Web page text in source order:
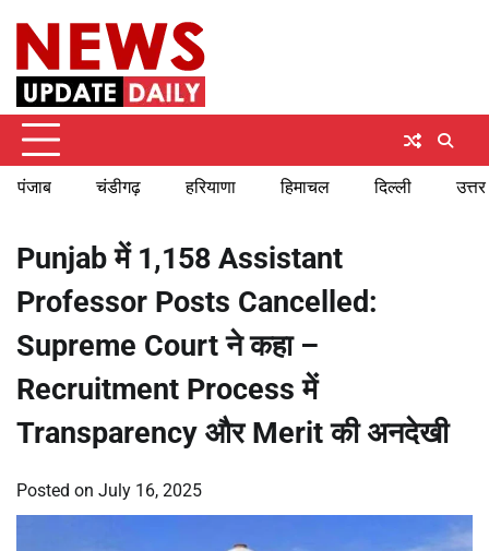
content
पंजाब चंडीगढ़ हरियाणा हिमाचल दिल्ली
Punjab में 1,158 Assistant
Professor Posts Cancelled:
Supreme Court ने कहा –
Recruitment Process में
Transparency और Merit की अनदेखी
Posted on July 16, 2025